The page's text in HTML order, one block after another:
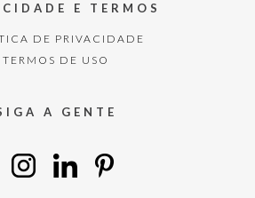
E TERMOS
DE PRIVACIDADE
TERMOS DE USO
A GENTE